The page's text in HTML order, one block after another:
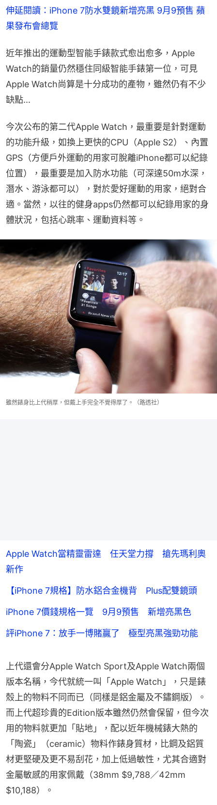
伸延閱讀：iPhone 7防水雙鏡新增亮黑 9月9預售 蘋
果發布會總覽
近年推出的運動型智能手錶款式愈出愈多，Apple
Watch的銷量仍然穩住同級智能手錶第一位，可見
Apple Watch尚算是十分成功的產物，雖然仍有不少
缺點...
今次公布的第二代Apple Watch，最重要是針對運動
的功能升級，如換上更快的CPU（Apple S2）、內置
GPS（方便戶外運動的用家可脫離iPhone都可以紀錄
位置），最重要是加入防水功能（可深達50m水深，
潛水、游泳都可以），對於愛好運動的用家，絕對合
適。當然，以往的健身apps仍然都可以紀錄用家的身
體狀況，包括心跳率、運動資料等。
雖然錶身比上代稍厚，但戴上手完全不覺得厚了。（路透社）
Apple Watch當精靈雷達 任天堂力撐 搶先瑪利奧
新作
【iPhone 7規格】防水鋁合金機背 Plus配雙鏡頭
iPhone 7價錢規格一覽 9月9預售 新增亮黑色
評iPhone 7：放手一博賭贏了 極型亮黑強勁功能
上代還會分Apple Watch Sport及Apple Watch兩個
版本名稱，今代就統一叫「Apple Watch」，只是錶
殼上的物料不同而已（同樣是鋁金屬及不鏽鋼版）。
而上代超珍貴的Edition版本雖然仍然會保留，但今次
用的物料就更加「貼地」，配以近年機械錶大熱的
「陶瓷」（ceramic）物料作錶身質材，比鋼及鋁質
材更堅硬及更不易刮花，加上低過敏性，尤其合適對
金屬敏感的用家佩戴（38mm $9,788／42mm
$10,188）。